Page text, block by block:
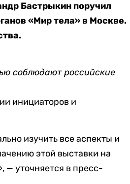
Бастрыкин поручил
«Мир тела» в Москве.
соблюдают российские
инициаторов и
изучить все аспекты и
этой выставки на
— уточняется в пресс-